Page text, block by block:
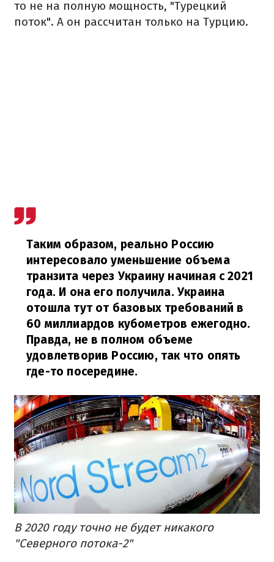
то не на полную мощность, "Турецкий
поток". А он рассчитан только на Турцию.
Таким образом, реально Россию
интересовало уменьшение объема
транзита через Украину начиная с 2021
года. И она его получила. Украина
отошла тут от базовых требований в
60 миллиардов кубометров ежегодно.
Правда, не в полном объеме
удовлетворив Россию, так что опять
где-то посередине.
В 2020 году точно не будет никакого
"Северного потока-2"